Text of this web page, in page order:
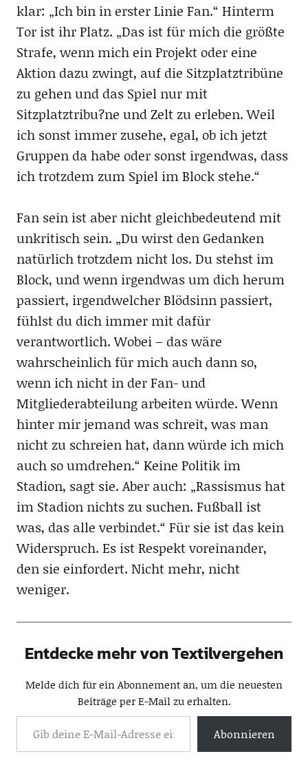
klar: „Ich bin in erster Linie Fan.“ Hinterm
Tor ist ihr Platz. „Das ist für mich die größte
Strafe, wenn mich ein Projekt oder eine
Aktion dazu zwingt, auf die Sitzplatztribüne
zu gehen und das Spiel nur mit
Sitzplatztribu?ne und Zelt zu erleben. Weil
ich sonst immer zusehe, egal, ob ich jetzt
Gruppen da habe oder sonst irgendwas, dass
ich trotzdem zum Spiel im Block stehe.“
Fan sein ist aber nicht gleichbedeutend mit
unkritisch sein. „Du wirst den Gedanken
natürlich trotzdem nicht los. Du stehst im
Block, und wenn irgendwas um dich herum
passiert, irgendwelcher Blödsinn passiert,
fühlst du dich immer mit dafür
verantwortlich. Wobei – das wäre
wahrscheinlich für mich auch dann so,
wenn ich nicht in der Fan- und
Mitgliederabteilung arbeiten würde. Wenn
hinter mir jemand was schreit, was man
nicht zu schreien hat, dann würde ich mich
auch so umdrehen.“ Keine Politik im
Stadion, sagt sie. Aber auch: „Rassismus hat
im Stadion nichts zu suchen. Fußball ist
was, das alle verbindet.“ Für sie ist das kein
Widerspruch. Es ist Respekt voreinander,
den sie einfordert. Nicht mehr, nicht
weniger.
Entdecke mehr von Textilvergehen
Melde dich für ein Abonnement an, um die neuesten
Beiträge per E-Mail zu erhalten.
Abonnieren